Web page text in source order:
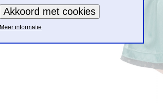
Meer informatie